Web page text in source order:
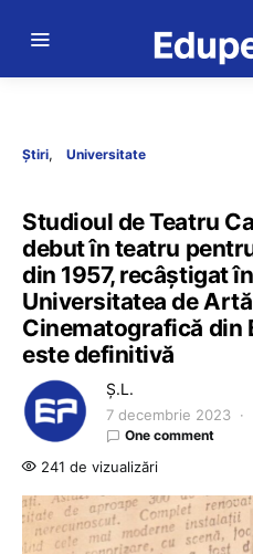
Știri Universitate
Studioul de Teatru
debut în teatru
din 1957, recâștigat
Universitatea de
Cinematografică din
este definitivă
Ș.L.
7 decembrie 2023
One comment
241 de vizualizări